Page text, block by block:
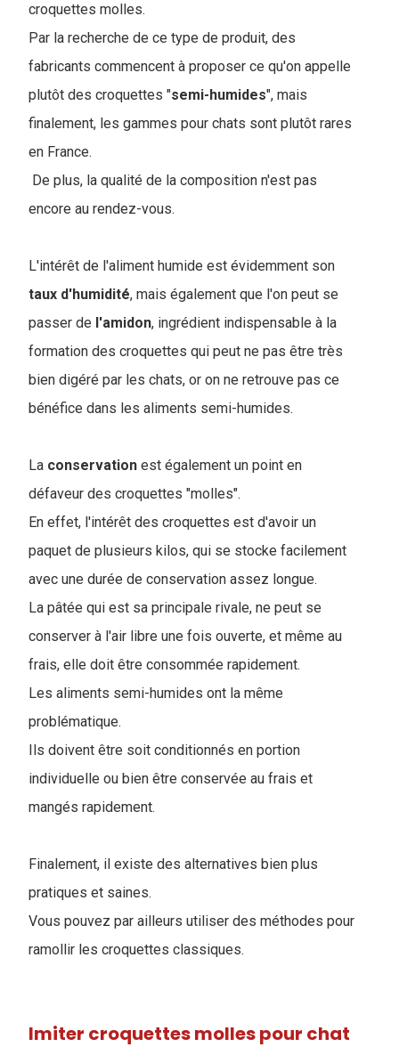
croquettes molles.
Par la recherche de ce type de produit, des
fabricants commencent à proposer ce qu'on appelle
plutôt des croquettes "semi-humides", mais
finalement, les gammes pour chats sont plutôt rares
en France.
De plus, la qualité de la composition n'est pas
encore au rendez-vous.
L'intérêt de l'aliment humide est évidemment son
taux d'humidité, mais également que l'on peut se
passer de l'amidon, ingrédient indispensable à la
formation des croquettes qui peut ne pas être très
bien digéré par les chats, or on ne retrouve pas ce
bénéfice dans les aliments semi-humides.
La conservation est également un point en
défaveur des croquettes "molles".
En effet, l'intérêt des croquettes est d'avoir un
paquet de plusieurs kilos, qui se stocke facilement
avec une durée de conservation assez longue.
La pâtée qui est sa principale rivale, ne peut se
conserver à l'air libre une fois ouverte, et même au
frais, elle doit être consommée rapidement.
Les aliments semi-humides ont la même
problématique.
Ils doivent être soit conditionnés en portion
individuelle ou bien être conservée au frais et
mangés rapidement.
Finalement, il existe des alternatives bien plus
pratiques et saines.
Vous pouvez par ailleurs utiliser des méthodes pour
ramollir les croquettes classiques.
Imiter croquettes molles pour chat